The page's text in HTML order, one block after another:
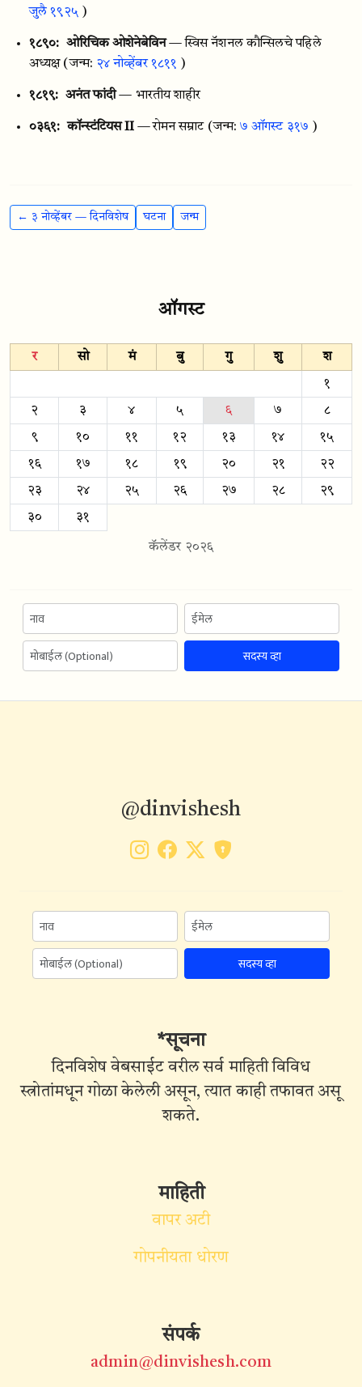
जुलै १९२५ )
१८९०: ओरिचिक ओशेनेबेविन — स्विस नॅशनल कौन्सिलचे पहिले
अध्यक्ष (जन्म: २४ नोव्हेंबर १८११ )
१८१९: अनंत फांदी — भारतीय शाहीर
०३६१: कॉन्स्टंटियस II — रोमन सम्राट (जन्म:७ ऑगस्ट ३१७ )
← ३ नोव्हेंबर — दिनविशेष घटना जन्म
ऑगस्ट
र सो मं बु गु शु श
१
२ ३ ४ ५ ६ ७ ८
९ १० ११ १२ १३ १४ १५
१६ १७ १८ १९ २० २१ २२
२३ २४ २५ २६ २७ २८ २९
३० ३१
कॅलेंडर २०२६
सदस्य व्हा
@dinvishesh
सदस्य व्हा
*सूचना
दिनविशेष वेबसाईट वरील सर्व माहिती विविध
स्त्रोतांमधून गोळा केलेली असून, त्यात काही तफावत असू
शकते.
माहिती
वापर अटी
गोपनीयता धोरण
संपर्क
admin@dinvishesh.com